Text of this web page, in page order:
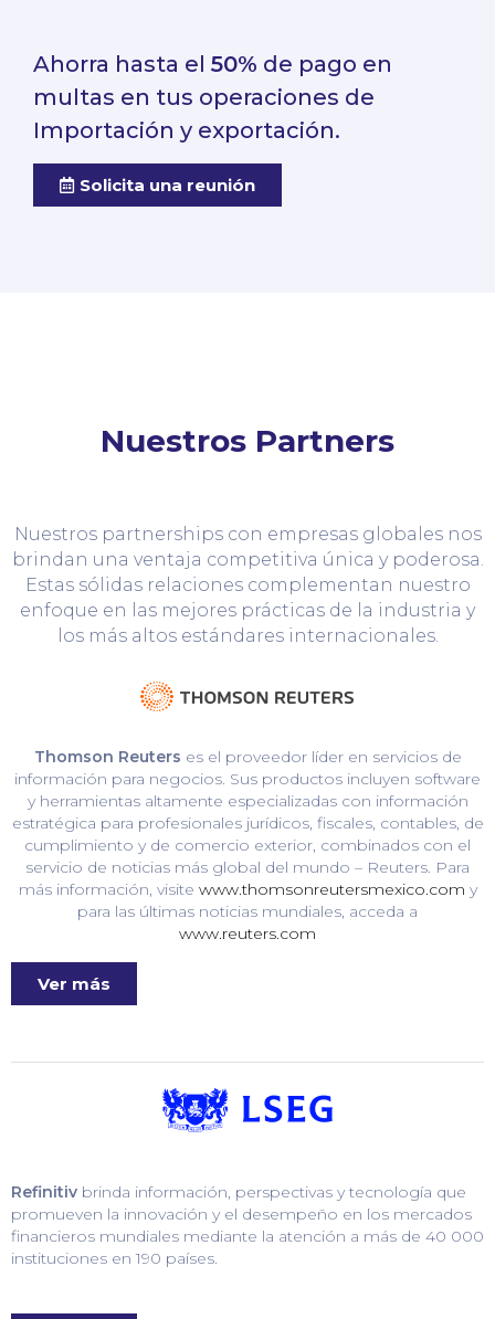
Ahorra hasta el 50% de pago en
multas en tus operaciones de
Importación y exportación.
Solicita una reunión
Nuestros Partners
Nuestros partnerships con empresas globales nos
brindan una ventaja competitiva única y poderosa.
Estas sólidas relaciones complementan nuestro
enfoque en las mejores prácticas de la industria y
los más altos estándares internacionales.
Thomson Reuters es el proveedor líder en servicios de
información para negocios. Sus productos incluyen software
y herramientas altamente especializadas con información
estratégica para profesionales jurídicos, fiscales, contables, de
cumplimiento y de comercio exterior, combinados con el
servicio de noticias más global del mundo – Reuters. Para
más información, visite www.thomsonreutersmexico.com y
para las últimas noticias mundiales, acceda a
www.reuters.com
Ver más
Refinitiv brinda información, perspectivas y tecnología que
promueven la innovación y el desempeño en los mercados
financieros mundiales mediante la atención a más de 40 000
instituciones en 190 países.